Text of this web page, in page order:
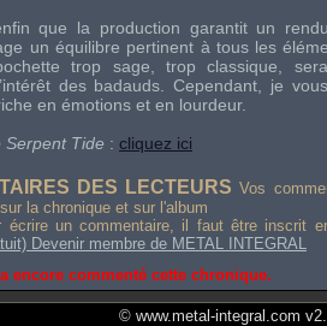
que la production garantit un
un équilibre pertinent à tous les
trop sage, trop classique,
des badauds. Cependant, je
en émotions et en lourdeur.
Serpent Tide : cliquez ici
DES LECTEURS Vos
la chronique et sur l'album
écrire un commentaire, il faut être inscrit
Devenir membre de METAL INTEGRAL
encore commenté cette chronique.
© www.metal-integral.com